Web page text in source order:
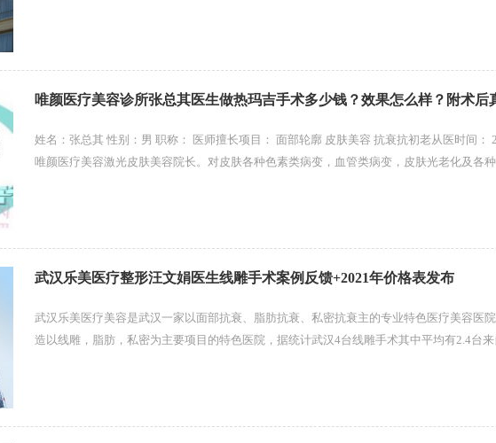
唯颜医疗美容诊所张总其医生做热玛吉手术多少钱？效果怎么样？附术后
姓名：张总其 性别：男 职称： 医师擅长项目： 面部轮廓 皮肤美容 抗衰抗初老从医时间： 2009 至今医生介绍： 北京
唯颜医疗美容激光皮肤美容院长。对皮肤各种色素类病变，血管类病变，皮肤光老化及各
武汉乐美医疗整形汪文娟医生线雕手术案例反馈+2021年价格表发布
武汉乐美医疗美容是武汉一家以面部抗衰、脂肪抗衰、私密抗衰主的专业特色医疗美容医
造以线雕，脂肪，私密为主要项目的特色医院，据统计武汉4台线雕手术其中平均有2.4台